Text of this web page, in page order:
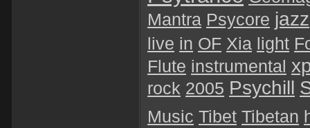
Mantra Psycore jazz
live in OF Xia light
Flute instrumental
rock 2005 Psychill
Music Tibet Tibetan